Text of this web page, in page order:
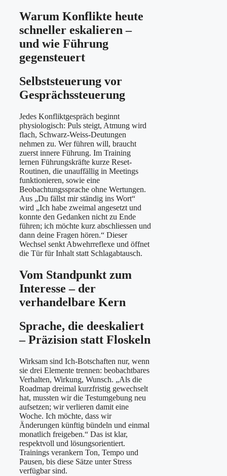
Warum Konflikte heute
schneller eskalieren –
und wie Führung
gegensteuert
Selbststeuerung vor
Gesprächssteuerung
Jedes Konfliktgespräch beginnt
physiologisch: Puls steigt, Atmung wird
flach, Schwarz-Weiss-Deutungen
nehmen zu. Wer führen will, braucht
zuerst innere Führung. Im Training
lernen Führungskräfte kurze Reset-
Routinen, die unauffällig in Meetings
funktionieren, sowie eine
Beobachtungssprache ohne Wertungen.
Aus „Du fällst mir ständig ins Wort“
wird „Ich habe zweimal angesetzt und
konnte den Gedanken nicht zu Ende
führen; ich möchte kurz abschliessen und
dann deine Fragen hören.“ Dieser
Wechsel senkt Abwehrreflexe und öffnet
die Tür für Inhalt statt Schlagabtausch.
Vom Standpunkt zum
Interesse – der
verhandelbare Kern
Sprache, die deeskaliert
– Präzision statt Floskeln
Wirksam sind Ich-Botschaften nur, wenn
sie drei Elemente trennen: beobachtbares
Verhalten, Wirkung, Wunsch. „Als die
Roadmap dreimal kurzfristig gewechselt
hat, mussten wir die Testumgebung neu
aufsetzen; wir verlieren damit eine
Woche. Ich möchte, dass wir
Änderungen künftig bündeln und einmal
monatlich freigeben.“ Das ist klar,
respektvoll und lösungsorientiert.
Trainings verankern Ton, Tempo und
Pausen, bis diese Sätze unter Stress
verfügbar sind.